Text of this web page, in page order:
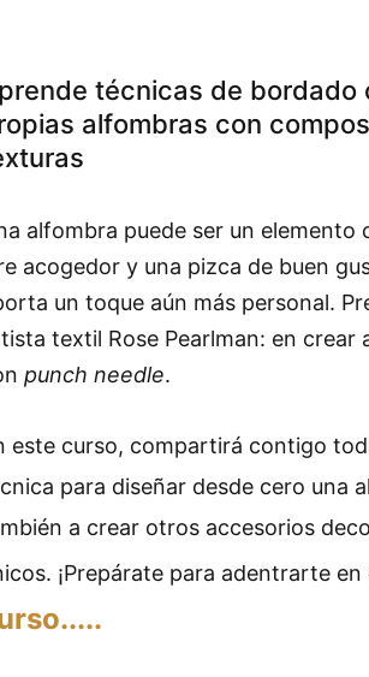
técnicas de bordado
alfombras con
alfombra puede ser un
acogedor y una pizca de buen
un toque aún más personal.
textil Rose Pearlman: en
punch needle.
este curso, compartirá contigo
para diseñar desde cero una
a crear otros accesorios
¡Prepárate para adentrarte